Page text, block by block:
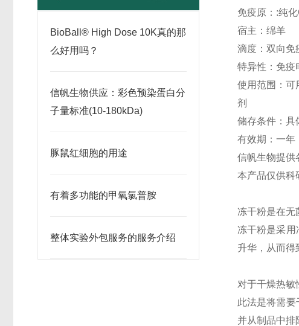
BioBall® High Dose 10K真的那
么好用吗？
信帆生物供应：彩色预染蛋白分
子量标准(10-180kDa)
豚鼠红细胞的用途
有着多功能的甲氧氯普胺
整体实验外包服务的服务介绍
免疫原： :纯化
宿主：绵羊
滴度：双向免
特异性：免疫
使用范围：可
剂
储存条件：具
有效期：一年
信帆生物提供
本产品仅供科
冻干粉是在无
冻干粉是采
升华，从而得
对于干燥热敏
此法是将需
并从制品中排